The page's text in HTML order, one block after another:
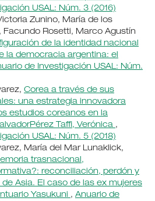
USAL: Núm. 3 (2016)
Zunino, María de los
Facundo Rosetti, Marco Agustín
de la identidad nacional
la democracia argentina: el
de Investigación USAL: Núm.
Corea a través de sus
una estrategia innovadora
estudios coreanos en la
Taffi, Verónica ,
USAL: Núm. 5 (2018)
María del Mar Lunaklick,
trasnacional,
reconciliación, perdón y
Asia. El caso de las ex mujeres
Yasukuni , Anuario de